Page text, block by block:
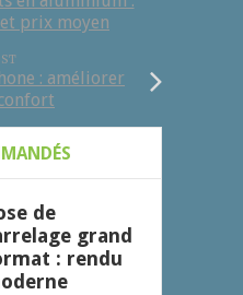
prix moyen
: améliorer
de
grand
: rendu